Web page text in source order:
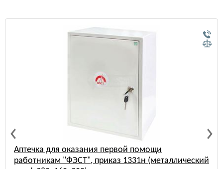
Аптечка для оказания первой помощи
работникам "ФЭСТ", приказ 1331н (металлический